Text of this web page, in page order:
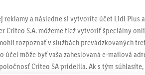
a následne si vytvoríte účet Lidl Plus
Criteo S.A. môžeme tiež vytvoriť špeciálny
rozpoznať v službách prevádzkovaných
môže byť vaša zaheslovaná e-mailová
Criteo SA pridelila. Ak s tým súhlasíte,